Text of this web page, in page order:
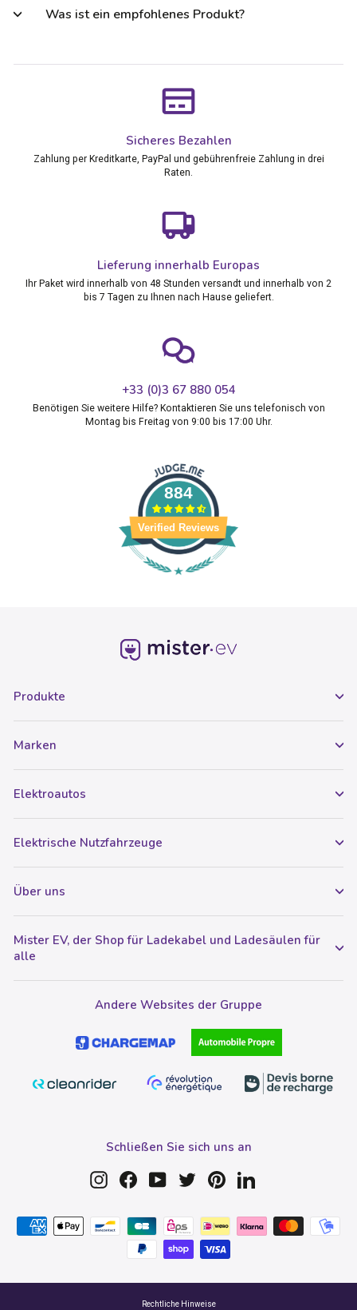
Was ist ein empfohlenes Produkt?
Sicheres Bezahlen
Zahlung per Kreditkarte, PayPal und gebührenfreie Zahlung in drei
Raten.
Lieferung innerhalb Europas
Ihr Paket wird innerhalb von 48 Stunden versandt und innerhalb von 2
bis 7 Tagen zu Ihnen nach Hause geliefert.
+33 (0)3 67 880 054
Benötigen Sie weitere Hilfe? Kontaktieren Sie uns telefonisch von
Montag bis Freitag von 9:00 bis 17:00 Uhr.
884
Verified Reviews
Produkte
Marken
Elektroautos
Elektrische Nutzfahrzeuge
Über uns
Mister EV, der Shop für Ladekabel und Ladesäulen für
alle
Andere Websites der Gruppe
Schließen Sie sich uns an
InstagramFacebookYouTubeTwitter Pinterest
Rechtliche Hinweise